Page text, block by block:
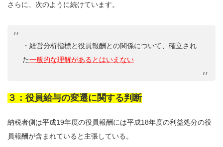
さらに、次のように続けています。
・経営分析指標と役員報酬との関係について、確立され
た一般的な理解があるとはいえない
３：役員給与の変遷に関する判断
納税者側は平成19年度の役員報酬には平成18年度の利益処分の役
員報酬が含まれていると主張している。